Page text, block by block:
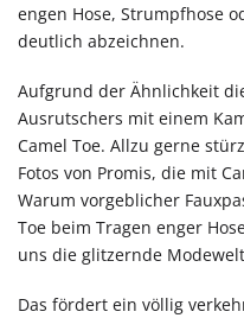
engen Hose, Strumpfhose
deutlich abzeichnen.
Aufgrund der Ähnlichkeit
Ausrutschers mit einem
Camel Toe. Allzu gerne
Fotos von Promis, die mit
Warum vorgeblicher
Toe beim Tragen enger
uns die glitzernde
Das fördert ein völlig